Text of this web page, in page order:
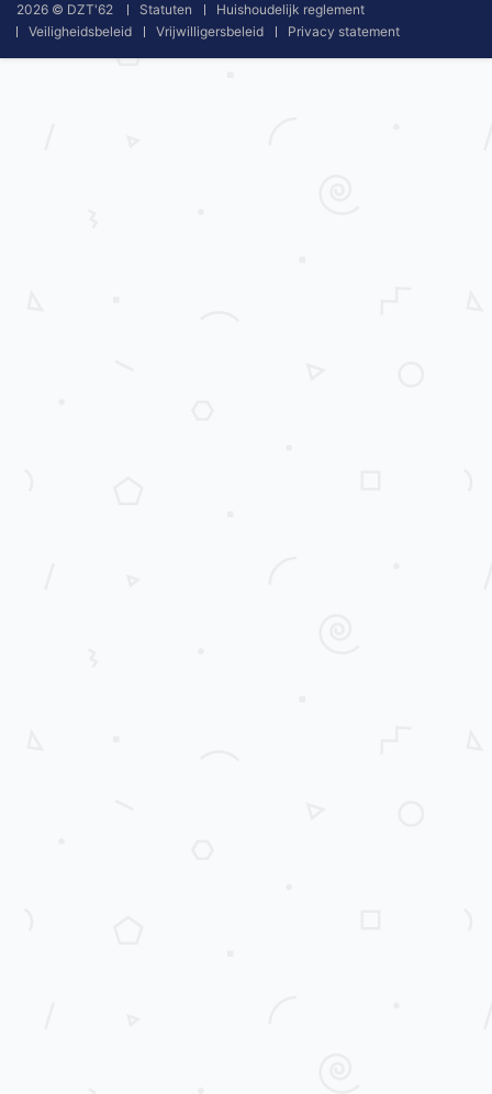
2026 © DZT'62 Statuten
Huishoudelijk reglement
Veiligheidsbeleid
Vrijwilligersbeleid Privacy statement